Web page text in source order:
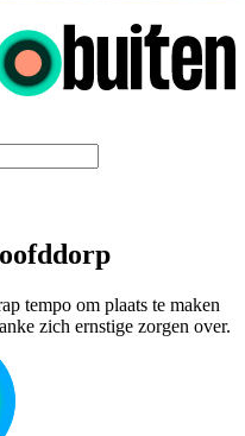
tempo om plaats te maken
zich ernstige zorgen over.